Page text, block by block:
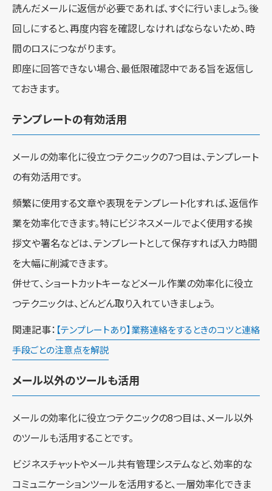
読んだメールに返信が必要であれば、すぐに行いましょう。後
回しにすると、再度内容を確認しなければならないため、時
間のロスにつながります。
即座に回答できない場合、最低限確認中である旨を返信し
ておきます。
テンプレートの有効活用
メールの効率化に役立つテクニックの7つ目は、テンプレート
の有効活用です。
頻繁に使用する文章や表現をテンプレート化すれば、返信作
業を効率化できます。特にビジネスメールでよく使用する挨
拶文や署名などは、テンプレートとして保存すれば入力時間
を大幅に削減できます。
併せて、ショートカットキーなどメール作業の効率化に役立
つテクニックは、どんどん取り入れていきましょう。
関連記事： 【テンプレートあり】業務連絡をするときのコツと連絡
手段ごとの注意点を解説
メール以外のツールも活用
メールの効率化に役立つテクニックの8つ目は、メール以外
のツールも活用することです。
ビジネスチャットやメール共有管理システムなど、効率的な
コミュニケーションツールを活用すると、一層効率化できま